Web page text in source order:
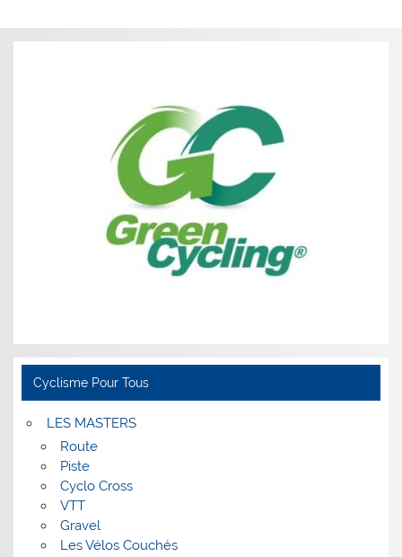
Cyclisme Pour Tous
LES MASTERS
Route
Piste
Cyclo Cross
VTT
Gravel
Les Vélos Couchés